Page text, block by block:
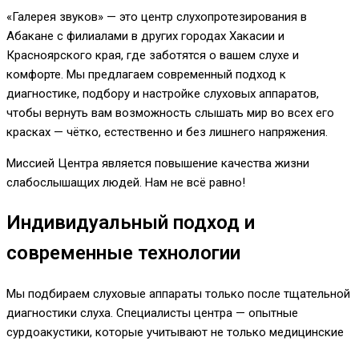
«Галерея звуков» — это центр слухопротезирования в
Абакане с филиалами в других городах Хакасии и
Красноярского края, где заботятся о вашем слухе и
комфорте. Мы предлагаем современный подход к
диагностике, подбору и настройке слуховых аппаратов,
чтобы вернуть вам возможность слышать мир во всех его
красках — чётко, естественно и без лишнего напряжения.
Миссией Центра является повышение качества жизни
слабослышащих людей. Нам не всё равно!
Индивидуальный подход и
современные технологии
Мы подбираем слуховые аппараты только после тщательной
диагностики слуха. Специалисты центра — опытные
сурдоакустики, которые учитывают не только медицинские